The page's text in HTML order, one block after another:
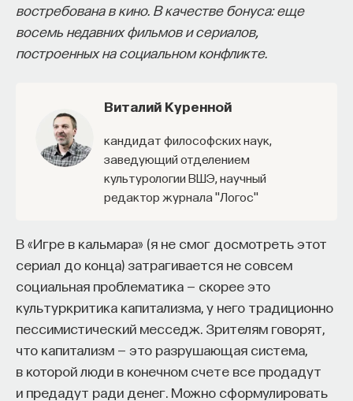
востребована в кино. В качестве бонуса: еще
восемь недавних фильмов и сериалов,
построенных на социальном конфликте.
Виталий Куренной
кандидат философских наук,
заведующий отделением
культурологии ВШЭ, научный
редактор журнала "Логос"
В «Игре в кальмара» (я не смог досмотреть этот
сериал до конца) затрагивается не совсем
социальная проблематика — скорее это
культуркритика капитализма, у него традиционно
пессимистический месседж. Зрителям говорят,
что капитализм — это разрушающая система,
в которой люди в конечном счете все продадут
и предадут ради денег. Можно сформулировать
— Разбираться в биохимических процессах
мозга
— Осознавать связь своего поведения
и эмоций с активностью нейромедиаторов
мозга
Вячеслав Дубынин— доктор
биологических наук, профессор кафедры
факультета МГУ им. М.В. Ломоносова
3/10/2025
НАПИСАТЬ НАМ